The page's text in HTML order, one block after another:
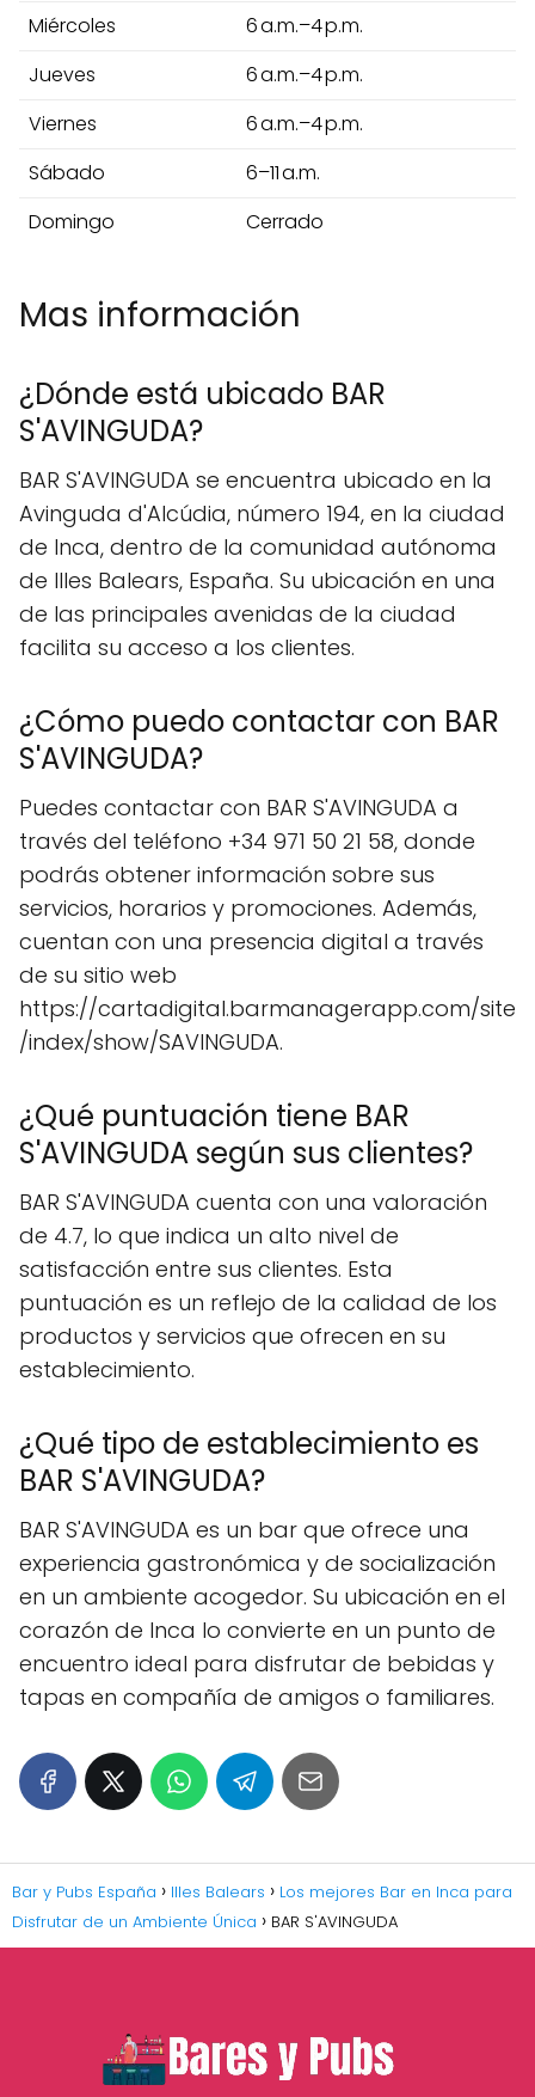
Miércoles
6 a.m.–4 p.m.
Jueves
6 a.m.–4 p.m.
Viernes
6 a.m.–4 p.m.
Sábado
6–11 a.m.
Domingo
Cerrado
Mas información
¿Dónde está ubicado BAR
S'AVINGUDA?
BAR S'AVINGUDA se encuentra ubicado en la
Avinguda d'Alcúdia, número 194, en la ciudad
de Inca, dentro de la comunidad autónoma
de Illes Balears, España. Su ubicación en una
de las principales avenidas de la ciudad
facilita su acceso a los clientes.
¿Cómo puedo contactar con BAR
S'AVINGUDA?
Puedes contactar con BAR S'AVINGUDA a
través del teléfono +34 971 50 21 58, donde
podrás obtener información sobre sus
servicios, horarios y promociones. Además,
cuentan con una presencia digital a través
de su sitio web
https://cartadigital.barmanagerapp.com/site
/index/show/SAVINGUDA.
¿Qué puntuación tiene BAR
S'AVINGUDA según sus clientes?
BAR S'AVINGUDA cuenta con una valoración
de 4.7, lo que indica un alto nivel de
satisfacción entre sus clientes. Esta
puntuación es un reflejo de la calidad de los
productos y servicios que ofrecen en su
establecimiento.
¿Qué tipo de establecimiento es
BAR S'AVINGUDA?
BAR S'AVINGUDA es un bar que ofrece una
experiencia gastronómica y de socialización
en un ambiente acogedor. Su ubicación en el
corazón de Inca lo convierte en un punto de
encuentro ideal para disfrutar de bebidas y
tapas en compañía de amigos o familiares.
Bar y Pubs España Illes Balears
Los mejores Bar en Inca para
Disfrutar de un Ambiente Única
BAR S'AVINGUDA